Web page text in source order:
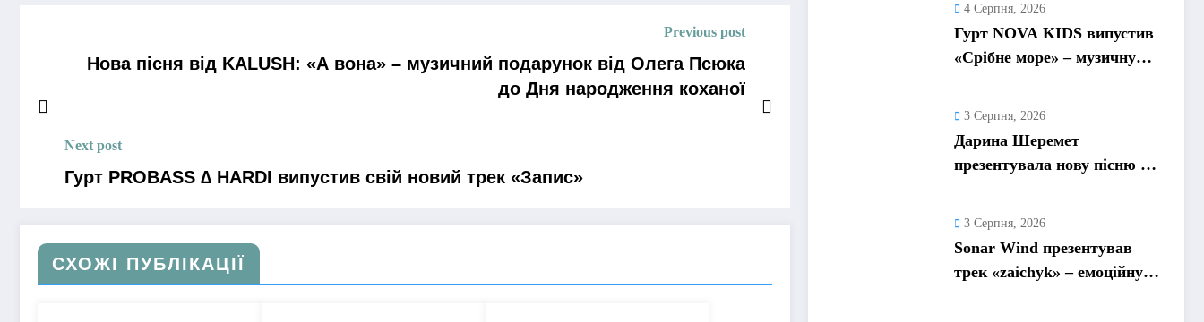
Previous post
Нова пісня від KALUSH: «А вона» – музичний подарунок від Олега Псюка
до Дня народження коханої
Next post
Гурт PROBASS ∆ HARDI випустив свій новий трек «Запис»
СХОЖІ ПУБЛІКАЦІЇ
4 Серпня, 2026
Гурт NOVA KIDS випустив
«Срібне море» – музичну
3 Серпня, 2026
Дарина Шеремет
презентувала нову пісню «А
3 Серпня, 2026
Sonar Wind презентував
трек «zaichyk» – емоційну